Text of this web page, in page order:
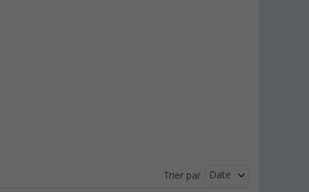
Trier par Date